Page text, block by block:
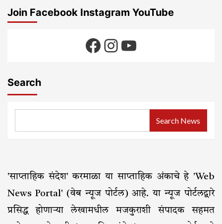
Join Facebook Instagram YouTube
Facebook
Instagram
YouTube
Search
Search News
'साप्ताहिक संदेश' करमाळा या साप्ताहिक अंकाचे हे 'Web
News Portal' (वेब न्यूज पोर्टल) आहे. या न्यूज पोर्टलद्वारे
प्रसिद्ध होणाऱ्या लेखामधील मजकुराशी संपादक सहमत